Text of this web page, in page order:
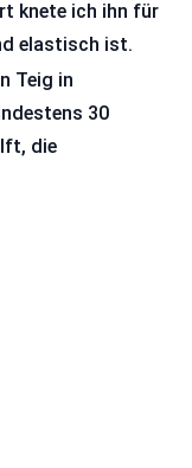
knete ich ihn für
elastisch ist.
Teig in
30
die